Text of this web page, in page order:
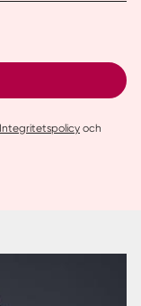
Integritetspolicy och